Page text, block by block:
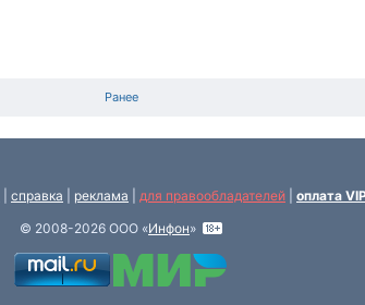
Ранее
справка реклама для правообладателей
оплата
© 2008-2026 ООО «Инфон»